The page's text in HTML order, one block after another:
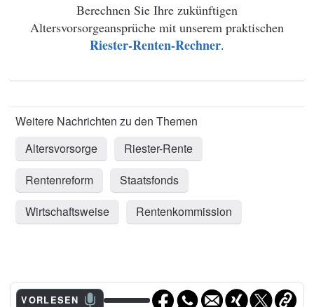
Berechnen Sie Ihre zukünftigen
Altersvorsorgeansprüche mit unserem praktischen
Riester-Renten-Rechner.
Altersvorsorge
Riester-Rente
Rentenreform
Staatsfonds
Wirtschaftsweise
Rentenkommission
VORLESEN